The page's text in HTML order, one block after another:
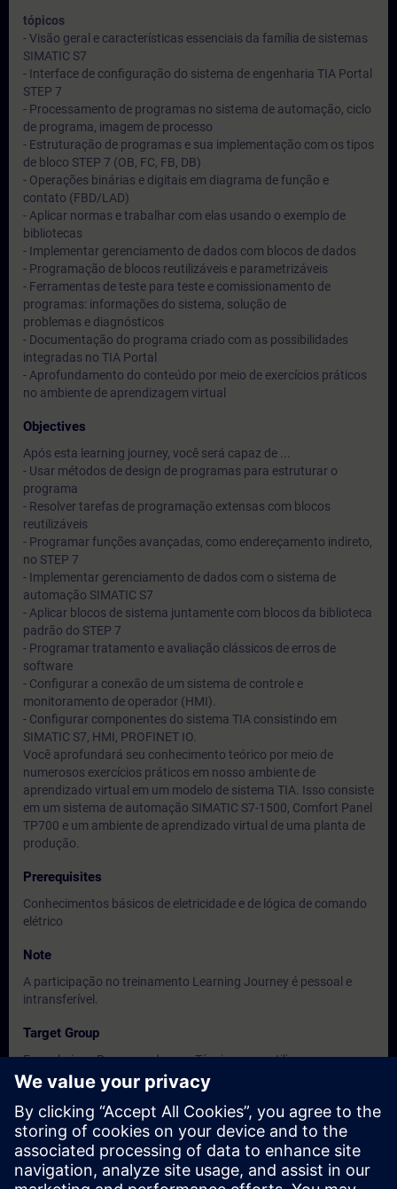
tópicos
- Visão geral e características essenciais da família de sistemas
SIMATIC S7
- Interface de configuração do sistema de engenharia TIA Portal
STEP 7
- Processamento de programas no sistema de automação, ciclo
de programa, imagem de processo
- Estruturação de programas e sua implementação com os tipos
de bloco STEP 7 (OB, FC, FB, DB)
- Operações binárias e digitais em diagrama de função e
contato (FBD/LAD)
- Aplicar normas e trabalhar com elas usando o exemplo de
bibliotecas
- Implementar gerenciamento de dados com blocos de dados
- Programação de blocos reutilizáveis e parametrizáveis
- Ferramentas de teste para teste e comissionamento de
programas: informações do sistema, solução de
problemas e diagnósticos
- Documentação do programa criado com as possibilidades
integradas no TIA Portal
- Aprofundamento do conteúdo por meio de exercícios práticos
no ambiente de aprendizagem virtual
Objectives
Após esta learning journey, você será capaz de ...
- Usar métodos de design de programas para estruturar o
programa
- Resolver tarefas de programação extensas com blocos
reutilizáveis
- Programar funções avançadas, como endereçamento indireto,
no STEP 7
- Implementar gerenciamento de dados com o sistema de
automação SIMATIC S7
- Aplicar blocos de sistema juntamente com blocos da biblioteca
padrão do STEP 7
- Programar tratamento e avaliação clássicos de erros de
software
- Configurar a conexão de um sistema de controle e
monitoramento de operador (HMI).
- Configurar componentes do sistema TIA consistindo em
SIMATIC S7, HMI, PROFINET IO.
Você aprofundará seu conhecimento teórico por meio de
numerosos exercícios práticos em nosso ambiente de
aprendizado virtual em um modelo de sistema TIA. Isso consiste
em um sistema de automação SIMATIC S7-1500, Comfort Panel
TP700 e um ambiente de aprendizado virtual de uma planta de
produção.
Prerequisites
Conhecimentos básicos de eletricidade e de lógica de comando
elétrico
Note
A participação no treinamento Learning Journey é pessoal e
intransferível.
Target Group
Engenheiros, Programadores e Técnicos que utilizam ou
venham a utilizar o Simatic S7-1500
Dates And Registration
Currently, no events available